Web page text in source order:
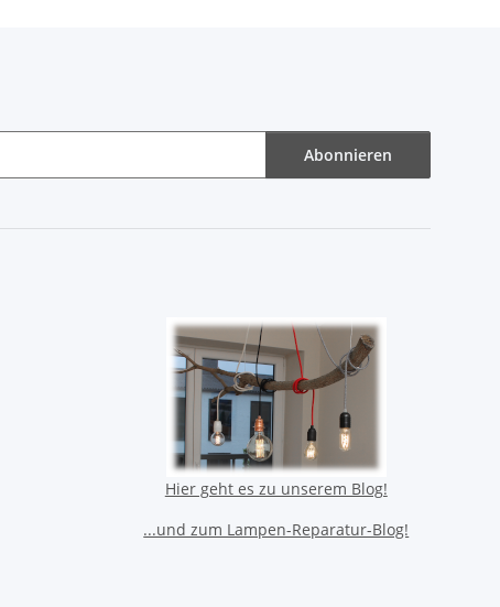
Abonnieren
Hier geht es zu unserem Blog!
...und zum Lampen-Reparatur-Blog!